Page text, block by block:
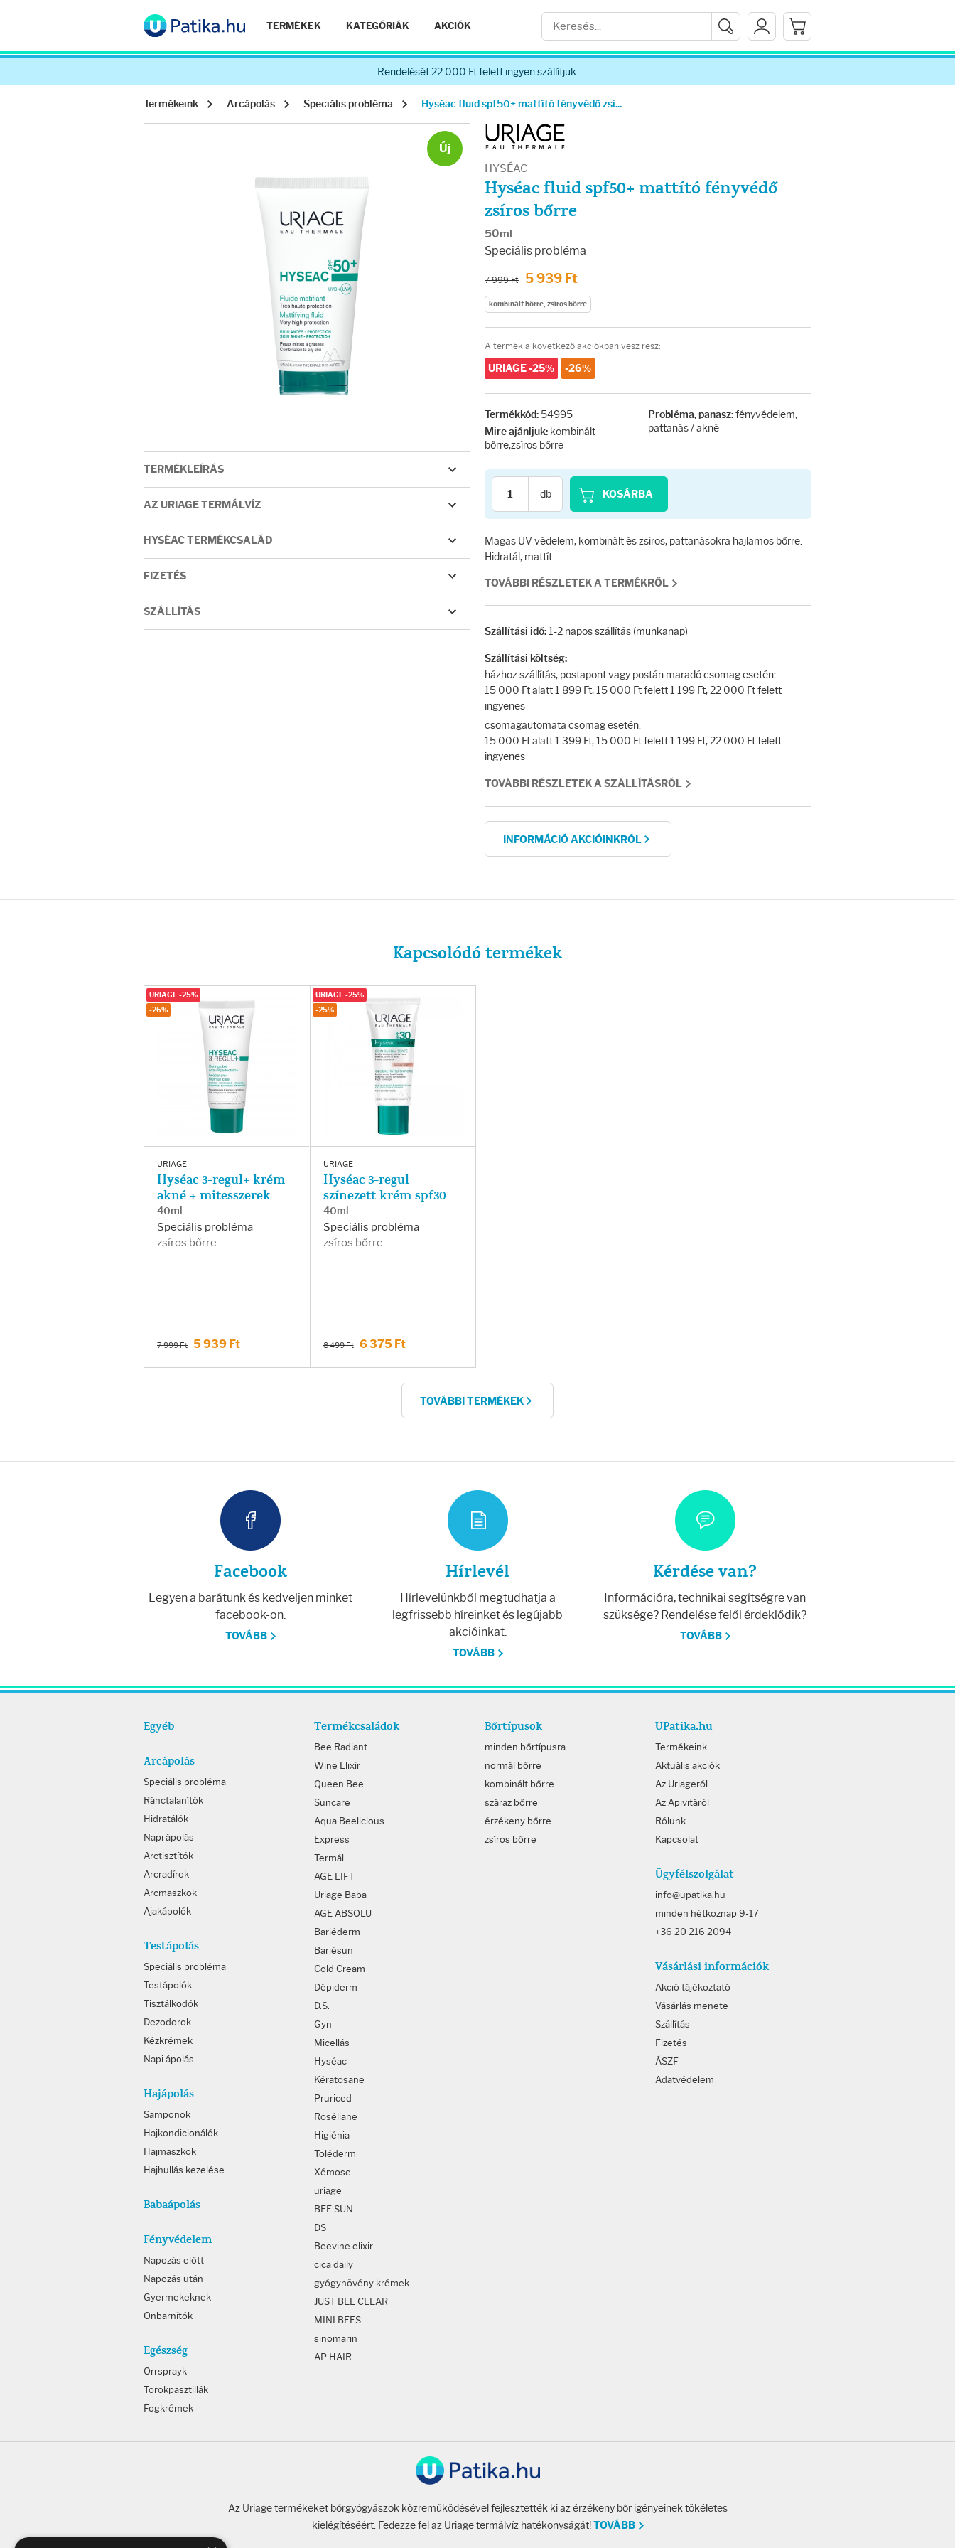
TERMÉKEK KATEGÓRIÁK AKCIÓK
Rendelését 22 000 Ft felett ingyen szállítjuk.
Termékeink Arcápolás Speciális probléma Hyséac fluid spf50+ mattító fényvédő zsí...
Új
TERMÉKLEÍRÁS
AZ URIAGE TERMÁLVÍZ
HYSÉAC TERMÉKCSALÁD
FIZETÉS
SZÁLLÍTÁS
HYSÉAC
Hyséac fluid spf50+ mattító fényvédő
zsíros bőrre
50ml
Speciális probléma
7 999 Ft 5 939 Ft
kombinált bőrre, zsíros bőrre
A termék a következő akciókban vesz rész:
URIAGE -25% -26%
Termékkód: 54995
Mire ajánljuk: kombinált
bőrre,zsíros bőrre
Probléma, panasz:fényvédelem,
pattanás / akné
db KOSÁRBA
Magas UV védelem, kombinált és zsíros, pattanásokra hajlamos bőrre.
Hidratál, mattít.
TOVÁBBI RÉSZLETEK A TERMÉKRŐL
Szállítási idő:1-2 napos szállítás (munkanap)
Szállítási költség:
házhoz szállítás, postapont vagy postán maradó csomag esetén:
15 000 Ft alatt 1 899 Ft, 15 000 Ft felett 1 199 Ft, 22 000 Ft felett
ingyenes
csomagautomata csomag esetén:
15 000 Ft alatt 1 399 Ft, 15 000 Ft felett 1 199 Ft, 22 000 Ft felett
ingyenes
TOVÁBBI RÉSZLETEK A SZÁLLÍTÁSRÓL
INFORMÁCIÓ AKCIÓINKRÓL
Kapcsolódó termékek
URIAGE
Hyséac 3-regul+ krém
akné + mitesszerek
40ml
Speciális probléma
zsíros bőrre
7 999 Ft 5 939 Ft
URIAGE -25%
-26%
URIAGE
Hyséac 3-regul
színezett krém spf30
40ml
Speciális probléma
zsíros bőrre
8 499 Ft 6 375 Ft
URIAGE -25%
-25%
TOVÁBBI TERMÉKEK
Facebook
Legyen a barátunk és kedveljen minket
facebook-on.
TOVÁBB
Hírlevél
Hírlevelünkből megtudhatja a
legfrissebb híreinket és legújabb
akcióinkat.
TOVÁBB
Kérdése van?
Információra, technikai segítségre van
szüksége? Rendelése felől érdeklődik?
TOVÁBB
Egyéb
Arcápolás
Speciális probléma
Ránctalanítók
Hidratálók
Napi ápolás
Arctisztítók
Arcradírok
Arcmaszkok
Ajakápolók
Testápolás
Speciális probléma
Testápolók
Tisztálkodók
Dezodorok
Kézkrémek
Napi ápolás
Hajápolás
Samponok
Hajkondicionálók
Hajmaszkok
Hajhullás kezelése
Babaápolás
Fényvédelem
Napozás előtt
Napozás után
Gyermekeknek
Önbarnítók
Egészség
Orrsprayk
Torokpasztillák
Fogkrémek
Termékcsaládok
Bee Radiant
Wine Elixír
Queen Bee
Suncare
Aqua Beelicious
Express
Termál
AGE LIFT
Uriage Baba
AGE ABSOLU
Bariéderm
Bariésun
Cold Cream
Dépiderm
D.S.
Gyn
Micellás
Hyséac
Kératosane
Pruriced
Roséliane
Higiénia
Toléderm
Xémose
uriage
BEE SUN
DS
Beevine elixir
cica daily
gyógynövény krémek
JUST BEE CLEAR
MINI BEES
sinomarin
AP HAIR
Bőrtípusok
minden bőrtípusra
normál bőrre
kombinált bőrre
száraz bőrre
érzékeny bőrre
zsíros bőrre
UPatika.hu
Termékeink
Aktuális akciók
Az Uriageról
Az Apivitáról
Rólunk
Kapcsolat
Ügyfélszolgálat
info@upatika.hu
minden hétköznap 9-17
+36 20 216 2094
Vásárlási információk
Akció tájékoztató
Vásárlás menete
Szállítás
Fizetés
ÁSZF
Adatvédelem
Az Uriage termékeket bőrgyógyászok közreműködésével fejlesztették ki az érzékeny bőr igényeinek tökéletes
kielégítéséért. Fedezze fel az Uriage termálvíz hatékonyságát!TOVÁBB